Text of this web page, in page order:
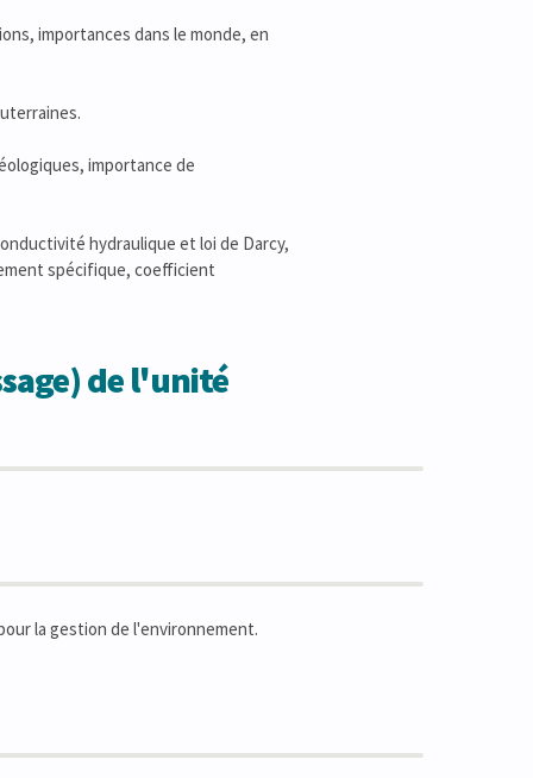
importances dans le monde, en
importance de
hydraulique et loi de Darcy,
spécifique, coefficient
de l'unité
la gestion de l'environnement.